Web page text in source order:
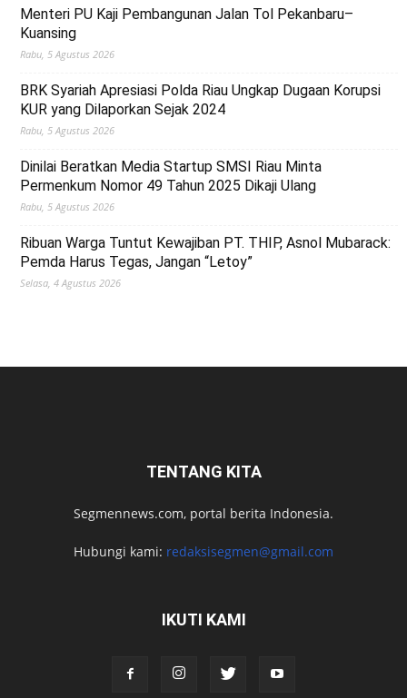
Menteri PU Kaji Pembangunan Jalan Tol Pekanbaru–
Kuansing
Rabu, 5 Agustus 2026
BRK Syariah Apresiasi Polda Riau Ungkap Dugaan Korupsi
KUR yang Dilaporkan Sejak 2024
Rabu, 5 Agustus 2026
Dinilai Beratkan Media Startup SMSI Riau Minta
Permenkum Nomor 49 Tahun 2025 Dikaji Ulang
Rabu, 5 Agustus 2026
Ribuan Warga Tuntut Kewajiban PT. THIP, Asnol Mubarack:
Pemda Harus Tegas, Jangan “Letoy”
Selasa, 4 Agustus 2026
TENTANG KITA
Segmennews.com, portal berita Indonesia.
Hubungi kami: redaksisegmen@gmail.com
IKUTI KAMI